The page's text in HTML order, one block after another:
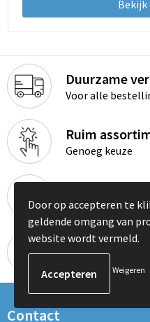
Duurzame
Voor alle
Ruim
Genoeg keuze
Meer dan alleen
Adviserend
Contact
Door op accepteren te
geldende omgang van
website wordt vermeld.
Weigeren